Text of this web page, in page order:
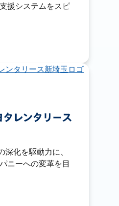
援システムをスピ
レンタリース
化を駆動力に、
ニーへの変革を目